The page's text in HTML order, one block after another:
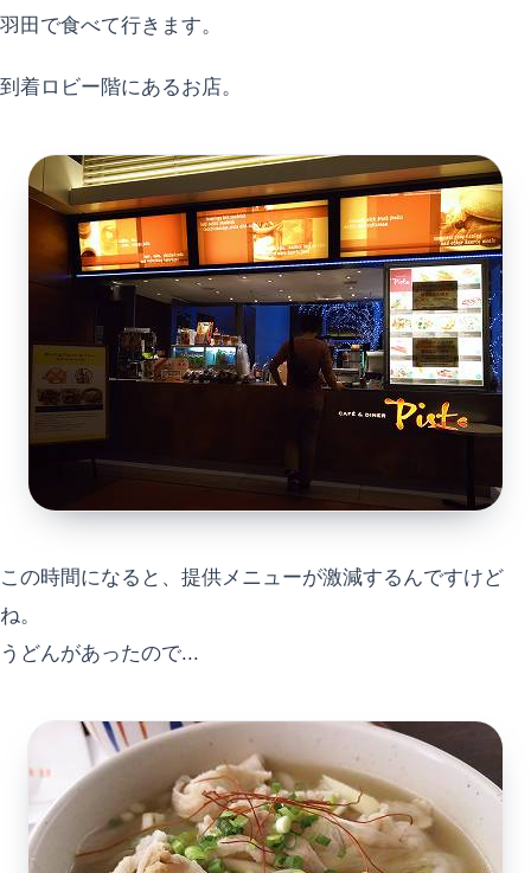
羽田で食べて行きます。
到着ロビー階にあるお店。
この時間になると、提供メニューが激減するんですけど
ね。
うどんがあったので...